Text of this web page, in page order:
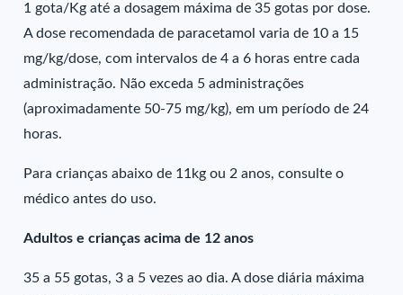
1 gota/Kg até a dosagem máxima de 35 gotas por dose.
A dose recomendada de paracetamol varia de 10 a 15
mg/kg/dose, com intervalos de 4 a 6 horas entre cada
administração. Não exceda 5 administrações
(aproximadamente 50-75 mg/kg), em um período de 24
horas.
Para crianças abaixo de 11kg ou 2 anos, consulte o
médico antes do uso.
Adultos e crianças acima de 12 anos
35 a 55 gotas, 3 a 5 vezes ao dia. A dose diária máxima